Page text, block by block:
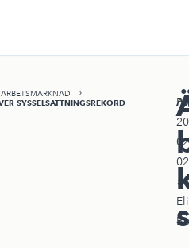
ARBETSMARKNAD
SYSSELSÄTTNINGSREKORD
02
av